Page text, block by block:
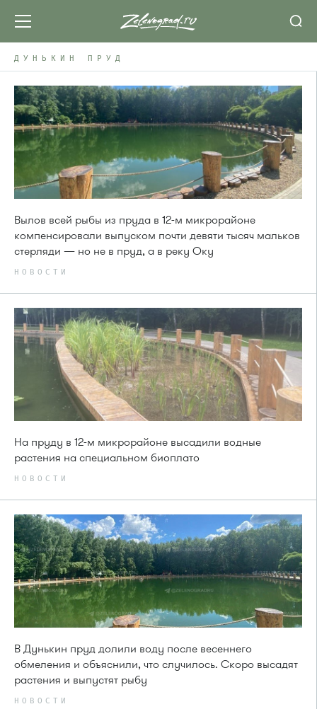
ДУНЬКИН ПРУД
Вылов всей рыбы из пруда в 12-м микрорайоне
компенсировали выпуском почти девяти тысяч мальков
стерляди — но не в пруд, а в реку Оку
НОВОСТИ
На пруду в 12-м микрорайоне высадили водные
растения на специальном биоплато
НОВОСТИ
В Дунькин пруд долили воду после весеннего
обмеления и объяснили, что случилось. Скоро высадят
растения и выпустят рыбу
НОВОСТИ